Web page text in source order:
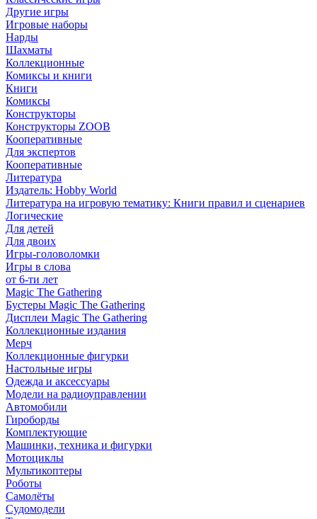
Другие игры
Игровые наборы
Нарды
Шахматы
Коллекционные
Комиксы и книги
Книги
Комиксы
Конструкторы
Конструкторы ZOOB
Кооперативные
Для экспертов
Кооперативные
Литература
Издатель: Hobby World
Литература на игровую тематику: Книги правил и сценариев
Логические
Для детей
Для двоих
Игры-головоломки
Игры в слова
от 6-ти лет
Magic The Gathering
Бустеры Magic The Gathering
Дисплеи Magic The Gathering
Коллекционные издания
Мерч
Коллекционные фигурки
Настольные игры
Одежда и аксессуары
Модели на радиоуправлении
Автомобили
Гироборды
Комплектующие
Машинки, техника и фигурки
Мотоциклы
Мультикоптеры
Роботы
Самолёты
Судомодели